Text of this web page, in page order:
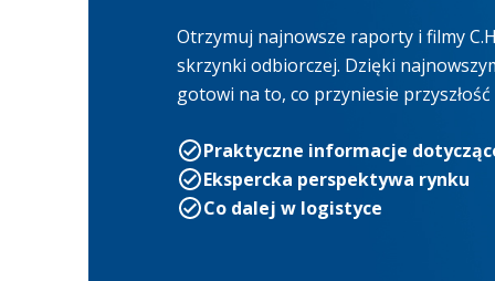
Otrzymuj najnowsze raporty i filmy
skrzynki odbiorczej. Dzięki
gotowi na to, co przyniesie
Praktyczne informacje
Ekspercka perspektywa rynku
Co dalej w logistyce